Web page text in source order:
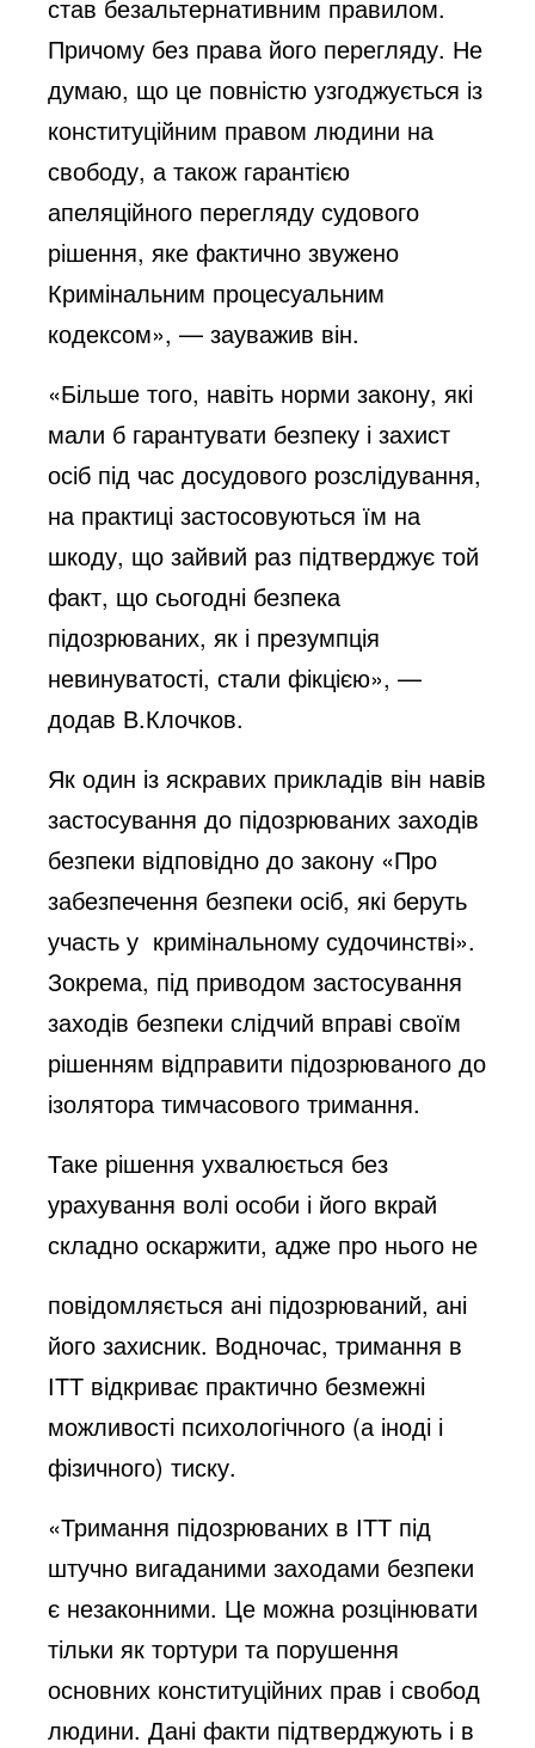
став безальтернативним правилом.
Причому без права його перегляду. Не
думаю, що це повністю узгоджується із
конституційним правом людини на
свободу, а також гарантією
апеляційного перегляду судового
рішення, яке фактично звужено
Кримінальним процесуальним
кодексом», — зауважив він.
«Більше того, навіть норми закону, які
мали б гарантувати безпеку і захист
осіб під час досудового розслідування,
на практиці застосовуються їм на
шкоду, що зайвий раз підтверджує той
факт, що сьогодні безпека
підозрюваних, як і презумпція
невинуватості, стали фікцією», —
додав В.Клочков.
Як один із яскравих прикладів він навів
застосування до підозрюваних заходів
безпеки відповідно до закону «Про
забезпечення безпеки осіб, які беруть
участь у кримінальному судочинстві».
Зокрема, під приводом застосування
заходів безпеки слідчий вправі своїм
рішенням відправити підозрюваного до
ізолятора тимчасового тримання.
Таке рішення ухвалюється без
урахування волі особи і його вкрай
складно оскаржити, адже про нього не
повідомляється ані підозрюваний, ані
його захисник. Водночас, тримання в
ІТТ відкриває практично безмежні
можливості психологічного (а іноді і
фізичного) тиску.
«Тримання підозрюваних в ІТТ під
штучно вигаданими заходами безпеки
є незаконними. Це можна розцінювати
тільки як тортури та порушення
основних конституційних прав і свобод
людини. Дані факти підтверджують і в